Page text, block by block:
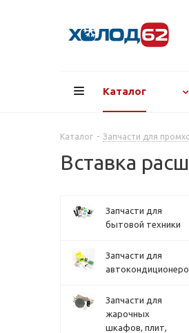
Каталог
Каталог - Запчасти для
Вставка
Запчасти для
бытовой техники
Запчасти для
Запчасти для
жарочных
шкафов, плит,